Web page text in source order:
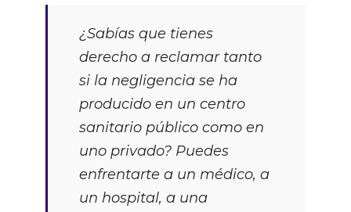
¿Sabías que tienes
derecho a reclamar tanto
si la negligencia se ha
producido en un centro
sanitario público como en
uno privado? Puedes
enfrentarte a un médico, a
un hospital, a una